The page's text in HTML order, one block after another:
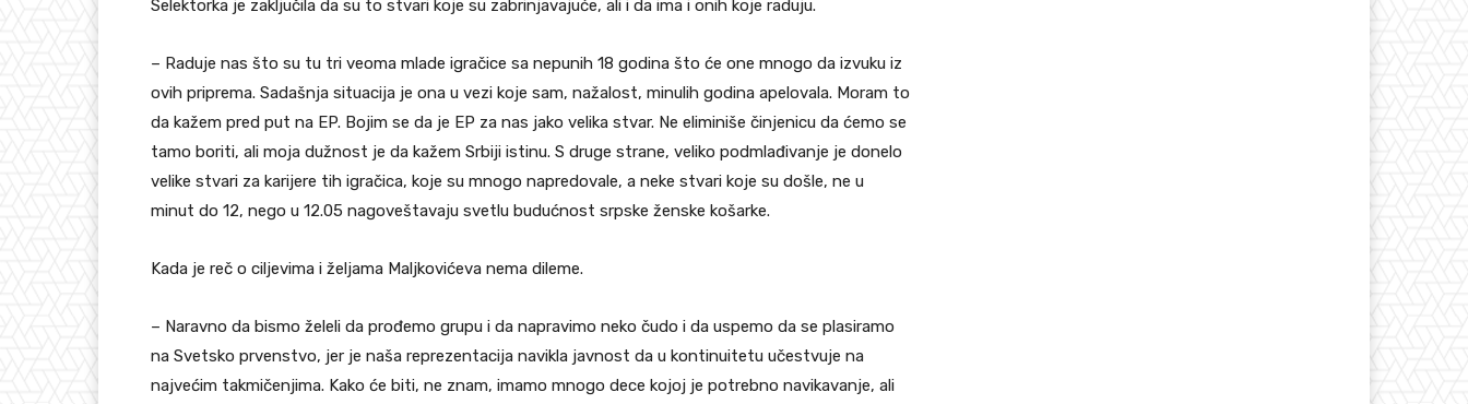
Selektorka je zaključila da su to stvari koje su zabrinjavajuće, ali i da ima i onih koje raduju.
– Raduje nas što su tu tri veoma mlade igračice sa nepunih 18 godina što će one mnogo da izvuku iz
ovih priprema. Sadašnja situacija je ona u vezi koje sam, nažalost, minulih godina apelovala. Moram to
da kažem pred put na EP. Bojim se da je EP za nas jako velika stvar. Ne eliminiše činjenicu da ćemo se
tamo boriti, ali moja dužnost je da kažem Srbiji istinu. S druge strane, veliko podmlađivanje je donelo
velike stvari za karijere tih igračica, koje su mnogo napredovale, a neke stvari koje su došle, ne u
minut do 12, nego u 12.05 nagoveštavaju svetlu budućnost srpske ženske košarke.
Kada je reč o ciljevima i željama Maljkovićeva nema dileme.
– Naravno da bismo želeli da prođemo grupu i da napravimo neko čudo i da uspemo da se plasiramo
na Svetsko prvenstvo, jer je naša reprezentacija navikla javnost da u kontinuitetu učestvuje na
najvećim takmičenjima. Kako će biti, ne znam, imamo mnogo dece kojoj je potrebno navikavanje, ali